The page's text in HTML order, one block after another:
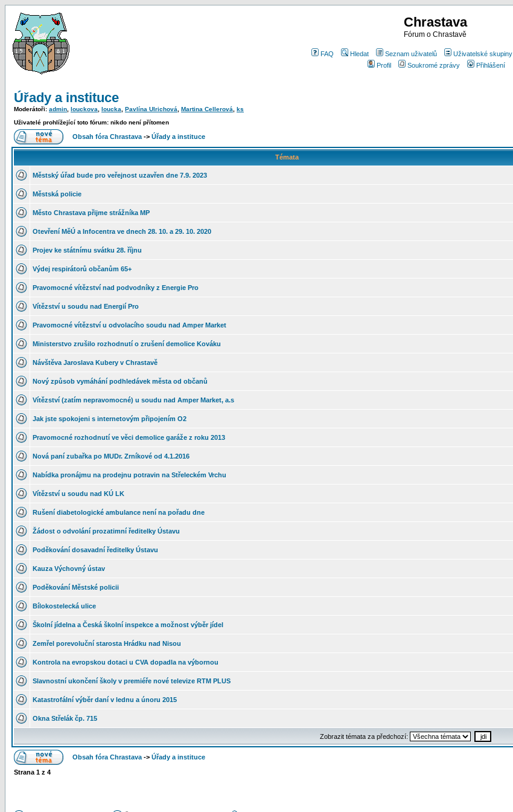
Chrastava
Fórum o Chrastavě
FAQ Hledat Seznam uživatelů Uživatelské skupiny
Profil
Soukromé zprávy Přihlášení
Úřady a instituce
Moderátoři: admin louckova loucka Pavlína Ulrichová Martina Cellerová
ks
Uživatelé prohlížející toto fórum: nikdo není přítomen
Obsah fóra Chrastava -> Úřady a instituce
Témata
Městský úřad bude pro veřejnost uzavřen dne 7.9. 2023
Městská policie
Město Chrastava přijme strážníka MP
Otevření MěÚ a Infocentra ve dnech 28. 10. a 29. 10. 2020
Projev ke státnímu svátku 28. říjnu
Výdej respirátorů občanům 65+
Pravomocné vítězství nad podvodníky z Energie Pro
Vítězství u soudu nad Energií Pro
Pravomocné vítězství u odvolacího soudu nad Amper Market
Ministerstvo zrušilo rozhodnutí o zrušení demolice Kováku
Návštěva Jaroslava Kubery v Chrastavě
Nový způsob vymáhání podhledávek města od občanů
Vítězství (zatím nepravomocné) u soudu nad Amper Market, a.s
Jak jste spokojeni s internetovým připojením O2
Pravomocné rozhodnutí ve věci demolice garáže z roku 2013
Nová paní zubařka po MUDr. Zrníkové od 4.1.2016
Nabídka pronájmu na prodejnu potravin na Střeleckém Vrchu
Vítězství u soudu nad KÚ LK
Rušení diabetologické ambulance není na pořadu dne
Žádost o odvolání prozatimní ředitelky Ústavu
Poděkování dosavadní ředitelky Ústavu
Kauza Výchovný ústav
Poděkování Městské policii
Bílokostelecká ulice
Školní jídelna a Česká školní inspekce a možnost výběr jídel
Zemřel porevoluční starosta Hrádku nad Nisou
Kontrola na evropskou dotaci u CVA dopadla na výbornou
Slavnostní ukončení školy v premiéře nové televize RTM PLUS
Katastrofální výběr daní v lednu a únoru 2015
Okna Střelák čp. 715
Zobrazit témata za předchozí:
Obsah fóra Chrastava -> Úřady a instituce
Strana 1 z 4